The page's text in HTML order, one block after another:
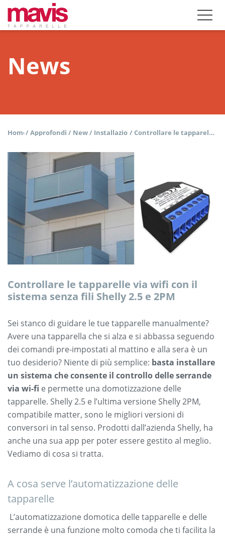
News
Home/ Approfondisci
/ News/ Installazione
/ Controllare le tapparelle via wifi con il sistema senza fili Shelly 2.5 e 2PM
Controllare le tapparelle via wifi con il
sistema senza fili Shelly 2.5 e 2PM
Sei stanco di guidare le tue tapparelle manualmente?
Avere una tapparella che si alza e si abbassa seguendo
dei comandi pre-impostati al mattino e alla sera è un
tuo desiderio? Niente di più semplice: basta installare
un sistema che consente il controllo delle serrande
via wi-fi e permette una domotizzazione delle
tapparelle. Shelly 2.5 e l’ultima versione Shelly 2PM,
compatibile matter, sono le migliori versioni di
conversori in tal senso. Prodotti dall’azienda Shelly, ha
anche una sua app per poter essere gestito al meglio.
Vediamo di cosa si tratta.
A cosa serve l’automatizzazione delle
tapparelle
L’automatizzazione domotica delle tapparelle e delle
serrande è una funzione molto comoda che ti facilita la